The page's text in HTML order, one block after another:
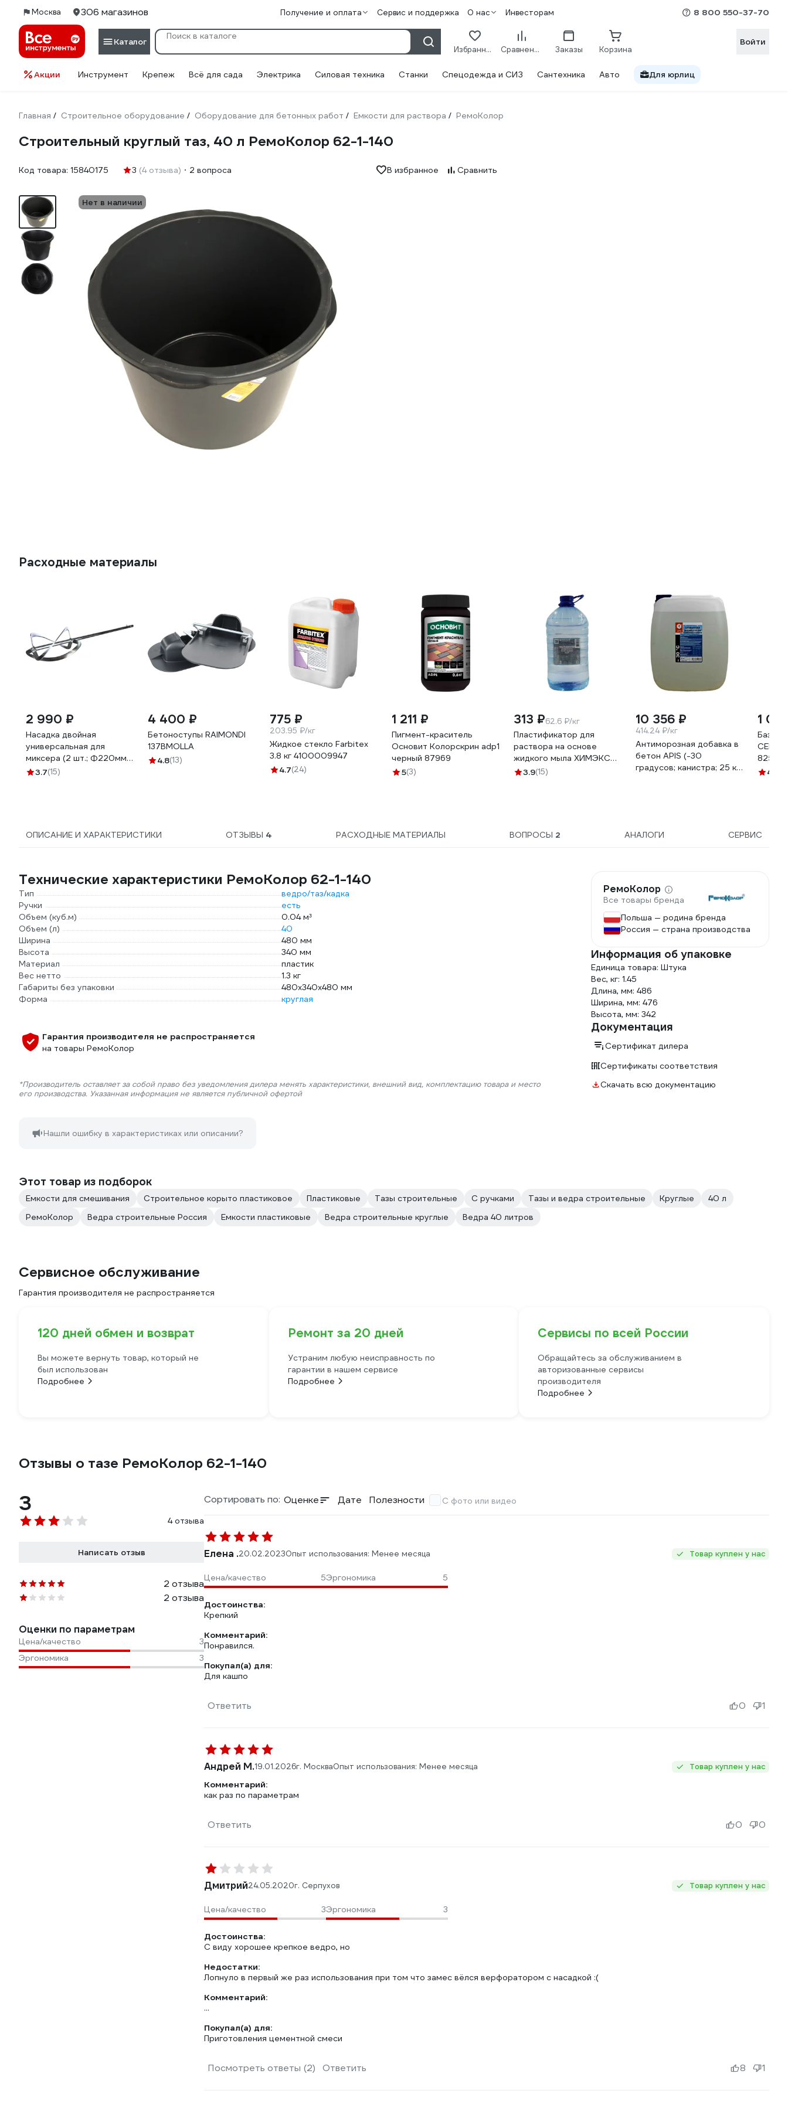
Москва 306 магазинов Получение и оплата Сервис и поддержка О нас Инвесторам 8 800 550-37-70
Каталог
Избранное Сравнение Заказы Корзина
Войти
Акции Инструмент Крепеж Всё для сада Электрика Силовая техника Станки Спецодежда и СИЗ Сантехника Авто Для юрлиц
Главная / Строительное оборудование / Оборудование для бетонных работ / Емкости для раствора / РемоКолор
Строительный круглый таз, 40 л РемоКолор 62-1-140
Код товара: 15840175 3 (4 отзыва) 2 вопроса В избранное Сравнить
Нет в наличии
Расходные материалы
2 990 ₽
Насадка двойная
универсальная для
миксера (2 шт.; Ф220мм )
Elitech 1820.013200
3.7(15)
4 400 ₽
Бетоноступы RAIMONDI
137BMOLLA
4.8(13)
775 ₽
203.95 ₽/кг
Жидкое стекло Farbitex
3.8 кг 4100009947
4.7(24)
1 211 ₽
Пигмент-краситель
Основит Колорскрин adp1
черный 87969
5(3)
313 ₽62.6 ₽/кг
Пластификатор для
раствора на основе
жидкого мыла ХИМЭКСИ
5 л ПЭТ 27001
3.9(15)
10 356 ₽
414.24 ₽/кг
Антиморозная добавка в
бетон APIS (-30
градусов; канистра; 25 кг)
1
4.3
ОПИСАНИЕ И ХАРАКТЕРИСТИКИ ОТЗЫВЫ 4 РАСХОДНЫЕ МАТЕРИАЛЫ ВОПРОСЫ 2 АНАЛОГИ СЕРВИС
Технические характеристики РемоКолор 62-1-140
Тип
ведро/таз/кадка
Ручки
есть
Объем (куб.м)
0.04 м³
Объем (л)
40
Ширина
480 мм
Высота
340 мм
Материал
пластик
Вес нетто
1.3 кг
Габариты без упаковки
480х340х480 мм
Форма
круглая
Гарантия производителя не распространяется
на товары РемоКолор
*Производитель оставляет за собой право без уведомления дилера менять характеристики, внешний вид, комплектацию товара и место
его производства. Указанная информация не является публичной офертой
Нашли ошибку в характеристиках или описании?
РемоКолор
Все товары бренда
Польша — родина бренда
Россия — страна производства
Информация об упаковке
Единица товара: Штука
Вес, кг: 1.45
Длина, мм: 486
Ширина, мм: 476
Высота, мм: 342
Документация
Сертификат дилера
Сертификаты соответствия
Скачать всю документацию
Этот товар из подборок
Емкости для смешивания Строительное корыто пластиковое Пластиковые Тазы строительные С ручками Тазы и ведра строительные Круглые
40 л
РемоКолор
Ведра строительные Россия Емкости пластиковые Ведра строительные круглые Ведра 40 литров
Сервисное обслуживание
Гарантия производителя не распространяется
120 дней обмен и возврат
Вы можете вернуть товар, который не
был использован
Подробнее
Ремонт за 20 дней
Устраним любую неисправность по
гарантии в нашем сервисе
Подробнее
Сервисы по всей России
Обращайтесь за обслуживанием в
авторизованные сервисы
производителя
Подробнее
Отзывы о тазе РемоКолор 62-1-140
3
4 отзыва
Написать отзыв
2 отзыва
2 отзыва
Оценки по параметрам
Цена/качество
3
Эргономика
3
Сортировать по: Оценке Дате Полезности С фото или видео
Елена .20.02.2023Опыт использования: Менее месяца Товар куплен у нас
Цена/качество 5Эргономика 5
Достоинства:
Крепкий
Комментарий:
Покупал(а) для:
Для кашпо
Ответить 0 1
Андрей М.19.01.2026г. МоскваОпыт использования: Менее месяца Товар куплен у нас
Комментарий:
как раз по параметрам
Ответить 0 0
Дмитрий24.05.2020г. Серпухов Товар куплен у нас
Цена/качество 3Эргономика 3
Достоинства:
С виду хорошее крепкое ведро, но
Недостатки:
Лопнуло в первый же раз использования при том что замес вёлся верфоратором с насадкой :(
Комментарий:
...
Покупал(а) для:
Приготовления цементной смеси
Посмотреть ответы (2) Ответить 8 1